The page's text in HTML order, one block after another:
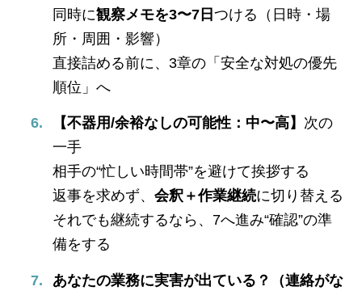
同時に観察メモを3〜7日 つける（日時・場
所・周囲・影響）
直接詰める前に、3章の「安全な対処の優先
順位」へ
【不器用/余裕なしの可能性：中〜高】 次の
一手
相手の“忙しい時間帯”を避けて挨拶する
返事を求めず、 会釈＋作業継続に切り替える
それでも継続するなら、7へ進み“確認”の準
備をする
あなたの業務に実害が出ている？（連絡がな